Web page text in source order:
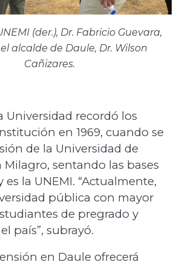
(der.), Dr. Fabricio Guevara,
alcalde de Daule, Dr. Wilson
Cañizares.
Universidad recordó los
en 1969, cuando se
de la Universidad de
Milagro, sentando las bases
la UNEMI. “Actualmente,
pública con mayor
de pregrado y
país”, subrayó.
en Daule ofrecerá